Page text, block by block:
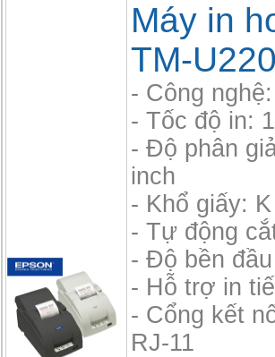
Máy in
TM-
- Công
- Tốc độ in:
- Độ phân
inch
- Khổ giấy:
- Tự động
- Độ bền
- Hỗ trợ in
- Cổng kết
RJ-11